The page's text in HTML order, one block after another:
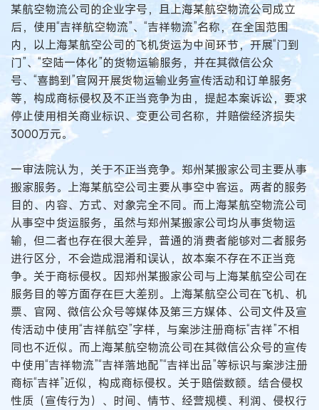
某航空物流公司的企业字号，且上海某航空物流公司成立
后，使用“吉祥航空物流”、“吉祥物流”名称，在全国范围
内，以上海某航空公司的飞机货运为中间环节，开展“门到
门”、“空陆一体化”的货物运输服务，并在其微信公众
号、“喜鹊到”官网开展货物运输业务宣传活动和订单服务
等，构成商标侵权及不正当竞争为由，提起本案诉讼，要求
停止使用相关商业标识、变更公司名称，并赔偿经济损失
3000万元。
一审法院认为，关于不正当竞争。郑州某搬家公司主要从事
搬家服务。上海某航空公司主要从事空中客运。两者的服务
目的、内容、方式、对象完全不同。而上海某航空物流公司
从事空中货运服务，虽然与郑州某搬家公司均从事货物运
输，但二者也存在很大差异，普通的消费者能够对二者服务
进行区分，不会造成混淆和误认，故本案不存在不正当竞
争。关于商标侵权。因郑州某搬家公司与上海某航空公司在
服务目的等方面存在巨大差别。上海某航空公司在飞机、机
票、官网、微信公众号等媒体及第三方媒体、公司文件及宣
传活动中使用“吉祥航空”字样，与案涉注册商标“吉祥”不相
同也不近似。而上海某航空物流公司在其微信公众号的宣传
中使用“吉祥物流”“吉祥落地配”“吉祥出品”等标识与案涉注册
商标“吉祥”近似，构成商标侵权。关于赔偿数额。结合侵权
性质（宣传行为）、时间、情节、经营规模、利润、侵权行